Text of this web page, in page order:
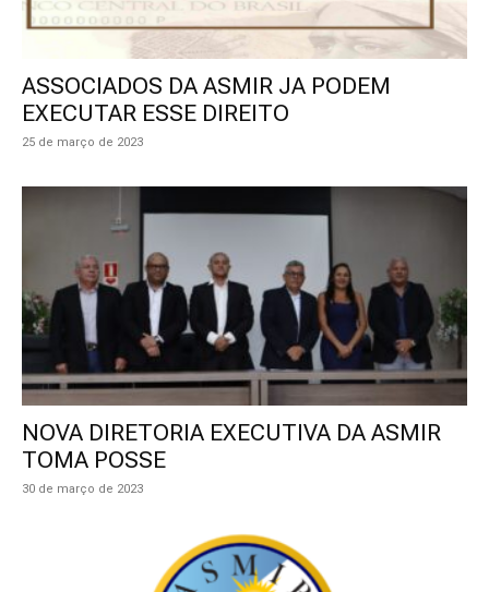
ASSOCIADOS DA ASMIR JA PODEM
EXECUTAR ESSE DIREITO
25 de março de 2023
NOVA DIRETORIA EXECUTIVA DA ASMIR
TOMA POSSE
30 de março de 2023